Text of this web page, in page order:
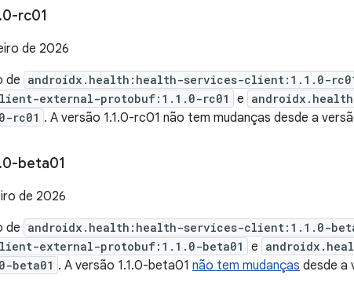
.0-rc01
de 2026
de androidx.health:health-services-client:1.1.0-
external-protobuf:1.1.0-rc01
e
rc01 . A versão 1.1.0-rc01 não tem mudanças desde a
.0-beta01
de 2026
de androidx.health:health-services-client:1.1.0-
external-protobuf:1.1.0-beta01
e
beta01 . A versão 1.1.0-beta01 não tem mudanças desde a